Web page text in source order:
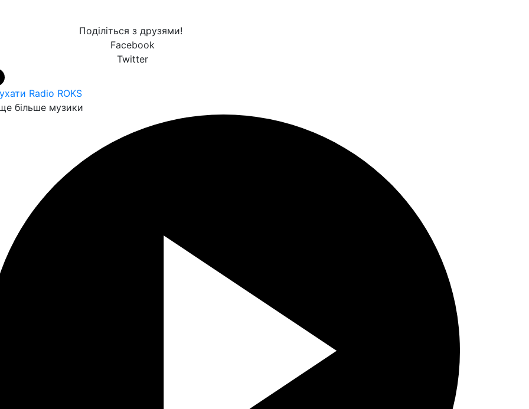
Поділіться з друзями!
Facebook
Twitter
Radio ROKS
більше музики